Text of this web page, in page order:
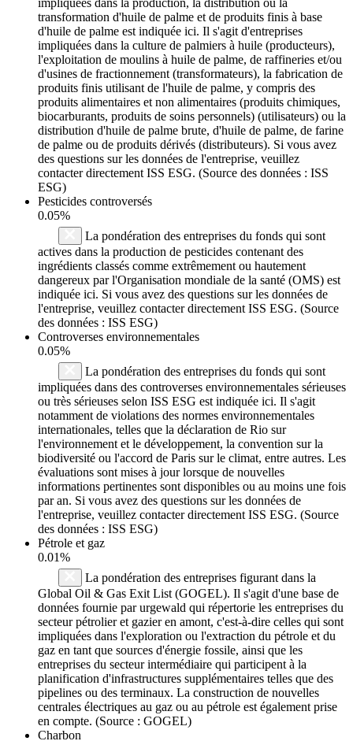
transformation d'huile de palme et de produits finis à base
d'huile de palme est indiquée ici. Il s'agit d'entreprises
impliquées dans la culture de palmiers à huile (producteurs),
l'exploitation de moulins à huile de palme, de raffineries et/ou
d'usines de fractionnement (transformateurs), la fabrication de
produits finis utilisant de l'huile de palme, y compris des
produits alimentaires et non alimentaires (produits chimiques,
biocarburants, produits de soins personnels) (utilisateurs) ou la
distribution d'huile de palme brute, d'huile de palme, de farine
de palme ou de produits dérivés (distributeurs). Si vous avez
des questions sur les données de l'entreprise, veuillez
contacter directement ISS ESG. (Source des données : ISS
ESG)
Pesticides controversés
0.05%
La pondération des entreprises du fonds qui sont
actives dans la production de pesticides contenant des
ingrédients classés comme extrêmement ou hautement
dangereux par l'Organisation mondiale de la santé (OMS) est
indiquée ici. Si vous avez des questions sur les données de
l'entreprise, veuillez contacter directement ISS ESG. (Source
des données : ISS ESG)
Controverses environnementales
0.05%
La pondération des entreprises du fonds qui sont
impliquées dans des controverses environnementales sérieuses
ou très sérieuses selon ISS ESG est indiquée ici. Il s'agit
notamment de violations des normes environnementales
internationales, telles que la déclaration de Rio sur
l'environnement et le développement, la convention sur la
biodiversité ou l'accord de Paris sur le climat, entre autres. Les
évaluations sont mises à jour lorsque de nouvelles
informations pertinentes sont disponibles ou au moins une fois
par an. Si vous avez des questions sur les données de
l'entreprise, veuillez contacter directement ISS ESG. (Source
des données : ISS ESG)
Pétrole et gaz
0.01%
La pondération des entreprises figurant dans la
Global Oil & Gas Exit List (GOGEL). Il s'agit d'une base de
données fournie par urgewald qui répertorie les entreprises du
secteur pétrolier et gazier en amont, c'est-à-dire celles qui sont
impliquées dans l'exploration ou l'extraction du pétrole et du
gaz en tant que sources d'énergie fossile, ainsi que les
entreprises du secteur intermédiaire qui participent à la
planification d'infrastructures supplémentaires telles que des
pipelines ou des terminaux. La construction de nouvelles
centrales électriques au gaz ou au pétrole est également prise
en compte. (Source : GOGEL)
Charbon